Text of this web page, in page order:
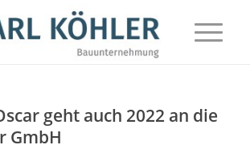
geht auch 2022 an die
GmbH